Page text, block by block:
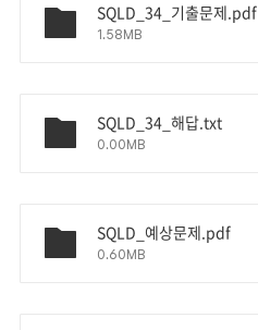
SQLD_34_기출문제.pdf
1.58MB
SQLD_34_해답.txt
0.00MB
SQLD_예상문제.pdf
0.60MB